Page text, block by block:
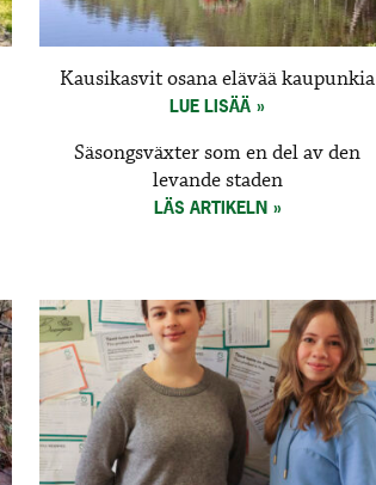
Kausikasvit osana elävää kaupunkia
LUE LISÄÄ
Säsongsväxter som en del av den
levande staden
LÄS ARTIKELN